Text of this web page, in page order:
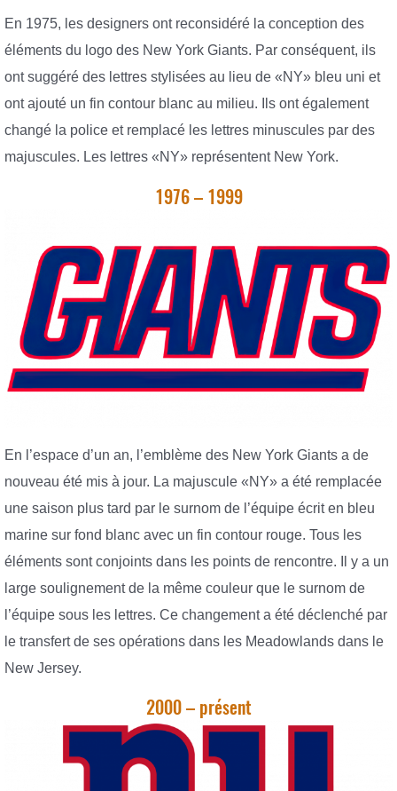
En 1975, les designers ont reconsidéré la conception des
éléments du logo des New York Giants. Par conséquent, ils
ont suggéré des lettres stylisées au lieu de «NY» bleu uni et
ont ajouté un fin contour blanc au milieu. Ils ont également
changé la police et remplacé les lettres minuscules par des
majuscules. Les lettres «NY» représentent New York.
1976 – 1999
En l’espace d’un an, l’emblème des New York Giants a de
nouveau été mis à jour. La majuscule «NY» a été remplacée
une saison plus tard par le surnom de l’équipe écrit en bleu
marine sur fond blanc avec un fin contour rouge. Tous les
éléments sont conjoints dans les points de rencontre. Il y a un
large soulignement de la même couleur que le surnom de
l’équipe sous les lettres. Ce changement a été déclenché par
le transfert de ses opérations dans les Meadowlands dans le
New Jersey.
2000 – présent